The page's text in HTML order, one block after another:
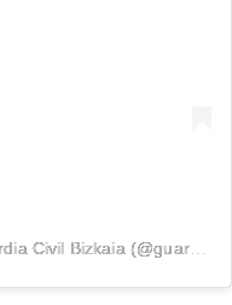
Una publicación compartida por Guardia Civil Bizkaia (@guardiacivilbizkaia)